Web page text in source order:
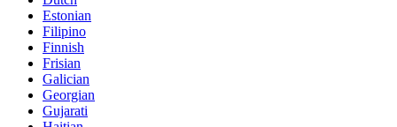
Estonian
Filipino
Finnish
Frisian
Galician
Georgian
Gujarati